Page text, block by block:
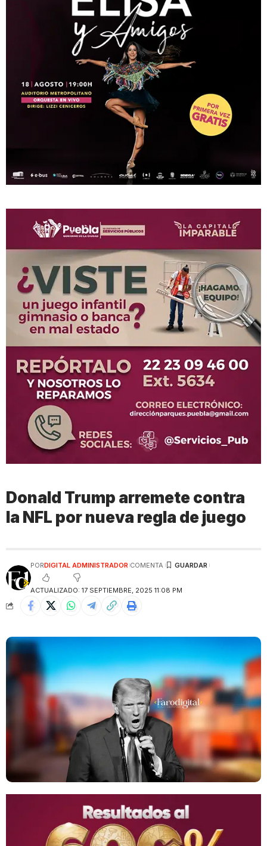
Donald Trump arremete contra
la NFL por nueva regla de juego
ACTUALIZADO: 17 SEPTIEMBRE, 2025 11:08 PM
PORDIGITAL ADMINISTRADOR COMENTA